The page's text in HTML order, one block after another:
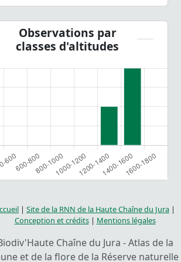
Observations par
classes d'altitudes
| Site de la RNN de la Haute Chaîne du Jura |
Conception et crédits| Mentions légales
Chaîne du Jura - Atlas de la
et de la flore de la Réserve naturelle